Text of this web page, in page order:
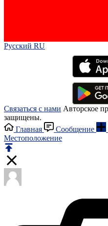
Русский RU‎
Связаться с нами Авторское
защищены.
Главная
Сообщение
Местоположение